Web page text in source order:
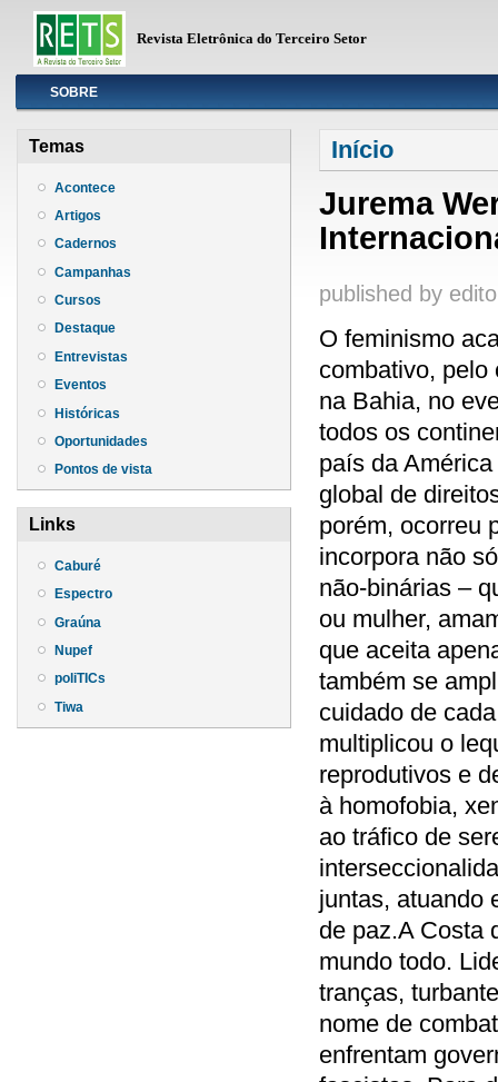
Revista Eletrônica do Terceiro Setor
InfoSOBRE
Temas
Acontece
Artigos
Cadernos
Campanhas
Cursos
Destaque
Entrevistas
Eventos
Históricas
Oportunidades
Pontos de vista
Links
Caburé
Espectro
Graúna
Nupef
poliTICs
Tiwa
Você está aqui
Início
Jurema
published by
O feminismo
combativo, pelo
na Bahia, no
todos os
país da
global de
porém, ocorreu
incorpora não
não-binárias –
ou mulher,
que aceita
também se
cuidado de
multiplicou o
reprodutivos e
à homofobia,
ao tráfico de
juntas, atuando
de paz.A Costa
mundo todo.
tranças,
nome de
enfrentam